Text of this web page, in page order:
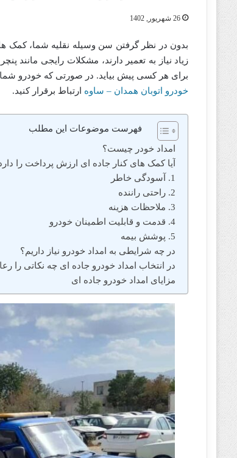
26 شهریور, 1402
بدون در نظر گرفتن سن وسیله نقلیه شما، کمک
زیاد نیاز به تعمیر دارند، مشکلات رایجی
برای هر کسی پیش بیاید. در صورتی که خودرو
خودرو اتوبان همدان – ساوه ارتباط برقرار کنید.
فهرست موضوعات این مطلب
امداد خودر چیست؟
آیا کمک های کنار جاده ای ارزش پرداخت را دارد
1. آسودگی خاطر
2. راحتی راننده
3. ملاحظات هزینه
4. قدمت و قابلیت اطمینان خودرو
5. پوشش بیمه
در چه شرایطی به امداد خودرو نیاز داریم؟
در انتخاب امداد خودرو جاده ای چه نکاتی را
مزایای امداد خودرو جاده ای